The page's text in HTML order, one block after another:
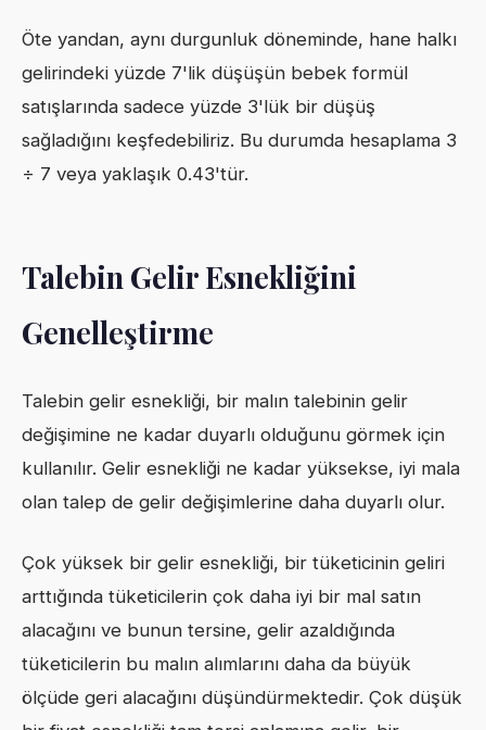
Öte yandan, aynı durgunluk döneminde, hane halkı
gelirindeki yüzde 7'lik düşüşün bebek formül
satışlarında sadece yüzde 3'lük bir düşüş
sağladığını keşfedebiliriz. Bu durumda hesaplama 3
÷ 7 veya yaklaşık 0.43'tür.
Talebin Gelir Esnekliğini
Genelleştirme
Talebin gelir esnekliği, bir malın talebinin gelir
değişimine ne kadar duyarlı olduğunu görmek için
kullanılır. Gelir esnekliği ne kadar yüksekse, iyi mala
olan talep de gelir değişimlerine daha duyarlı olur.
Çok yüksek bir gelir esnekliği, bir tüketicinin geliri
arttığında tüketicilerin çok daha iyi bir mal satın
alacağını ve bunun tersine, gelir azaldığında
tüketicilerin bu malın alımlarını daha da büyük
ölçüde geri alacağını düşündürmektedir. Çok düşük